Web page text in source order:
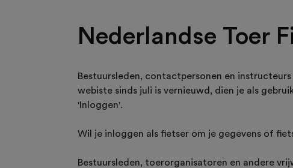
Nederlandse Toer
Bestuursleden, contactpersonen en
webiste sinds juli is vernieuwd, dien je als
'Inloggen'.
Wil je inloggen als fietser om je gegevens of
Bestuursleden, toerorganisatoren en andere